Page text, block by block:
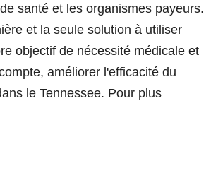
santé et les organismes payeurs.
et la seule solution à utiliser
objectif de nécessité médicale et
améliorer l'efficacité du
le Tennessee. Pour plus